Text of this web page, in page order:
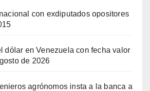
con exdiputados opositores
dólar en Venezuela con fecha valor
de 2026
agrónomos insta a la banca a